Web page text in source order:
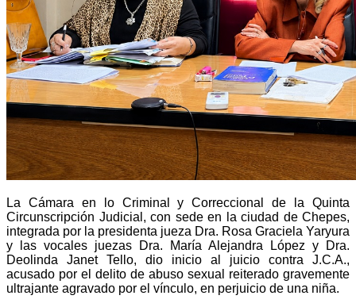
La Cámara en lo Criminal y Correccional de la Quinta
Circunscripción Judicial, con sede en la ciudad de Chepes,
integrada por la presidenta jueza Dra. Rosa Graciela Yaryura
y las vocales juezas Dra. María Alejandra López y Dra.
Deolinda Janet Tello, dio inicio al juicio contra J.C.A.,
acusado por el delito de abuso sexual reiterado gravemente
ultrajante agravado por el vínculo, en perjuicio de una niña.